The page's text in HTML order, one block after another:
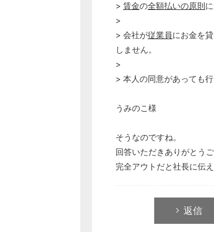
> 賃金の全額払いの原則
>
> 会社が従業員にお金を
しません。
>
> 本人の同意があっても
うみのこ様
そうなのですね。
回答いただきありがとうご
完全アウトだと社長に伝
返信